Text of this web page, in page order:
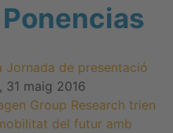
Ponencias
Jornada de presentació
31 maig 2016
Group Research trien
del futur amb